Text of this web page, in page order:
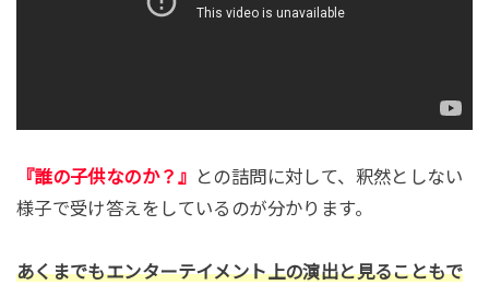
『誰の子供なのか？』
との詰問に対して、釈然としない
様子で受け答えをしているのが分かります。
あくまでもエンターテイメント上の演出と見ることもで